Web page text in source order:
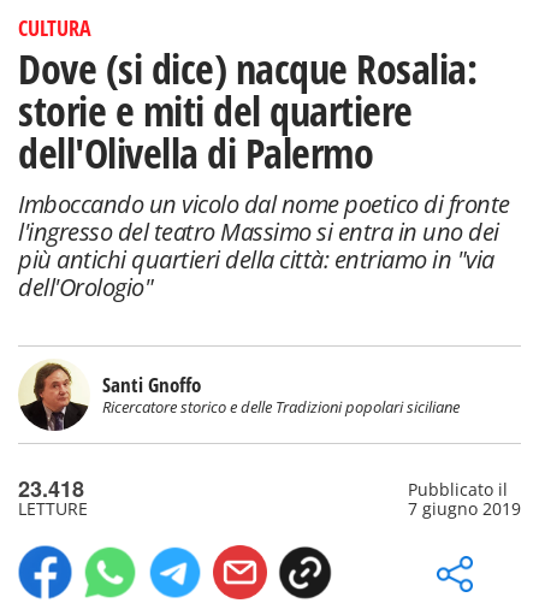
CULTURA
Dove (si dice) nacque Rosalia:
storie e miti del quartiere
dell'Olivella di Palermo
Imboccando un vicolo dal nome poetico di fronte
l'ingresso del teatro Massimo si entra in uno dei
più antichi quartieri della città: entriamo in "via
dell'Orologio"
Santi Gnoffo
Ricercatore storico e delle Tradizioni popolari siciliane
23.418
LETTURE
Pubblicato il
7 giugno 2019